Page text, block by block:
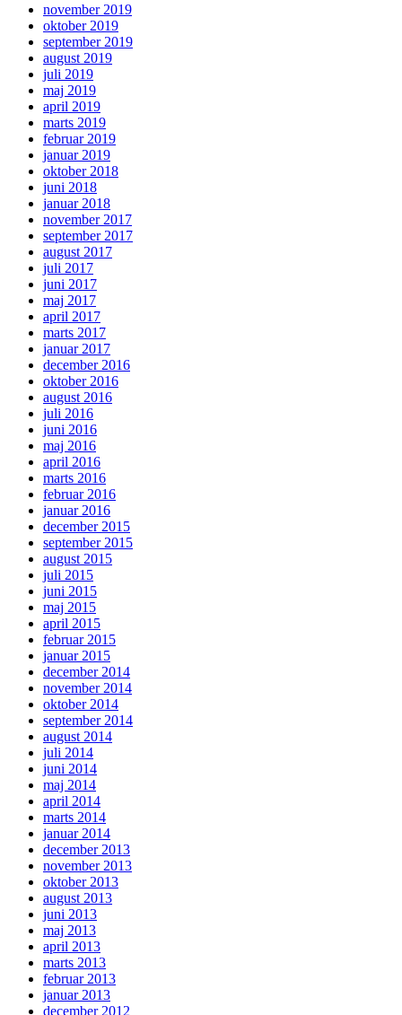
november 2019
oktober 2019
september 2019
august 2019
juli 2019
maj 2019
april 2019
marts 2019
februar 2019
januar 2019
oktober 2018
juni 2018
januar 2018
november 2017
september 2017
august 2017
juli 2017
juni 2017
maj 2017
april 2017
marts 2017
januar 2017
december 2016
oktober 2016
august 2016
juli 2016
juni 2016
maj 2016
april 2016
marts 2016
februar 2016
januar 2016
december 2015
september 2015
august 2015
juli 2015
juni 2015
maj 2015
april 2015
februar 2015
januar 2015
december 2014
november 2014
oktober 2014
september 2014
august 2014
juli 2014
juni 2014
maj 2014
april 2014
marts 2014
januar 2014
december 2013
november 2013
oktober 2013
august 2013
juni 2013
maj 2013
april 2013
marts 2013
februar 2013
januar 2013
december 2012